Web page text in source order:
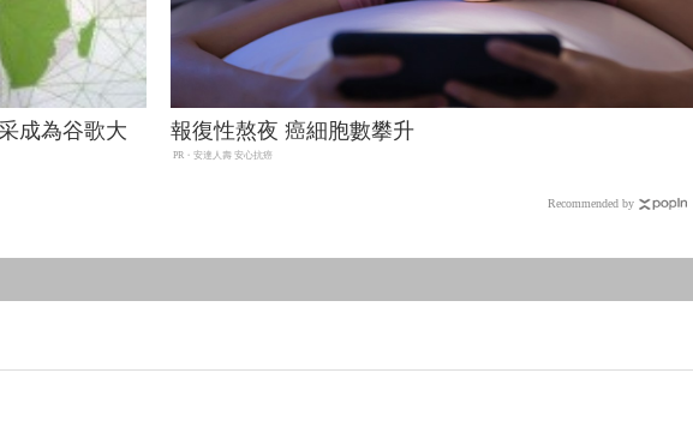
成為谷歌大
報復性熬夜 癌細胞數攀升
PR・安達人壽 安心抗癌
Recommended by